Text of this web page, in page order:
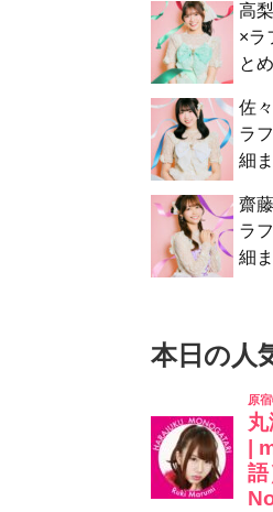
高
×ラ
とめ
佐
ラ
細
齋
ラ
細
本日の人